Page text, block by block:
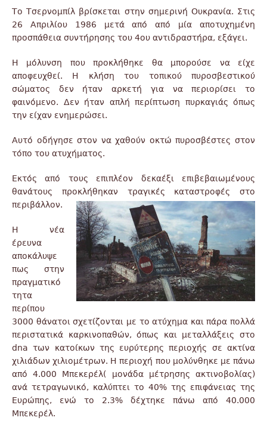
Το Τσερνομπίλ βρίσκεται στην σημερινή Ουκρανία. Στις
26 Απριλίου 1986 μετά από από μία αποτυχημένη
προσπάθεια συντήρησης του 4ου αντιδραστήρα, εξάγει.
Η μόλυνση που προκλήθηκε θα μπορούσε να είχε
αποφευχθεί. Η κλήση του τοπικού πυροσβεστικού
σώματος δεν ήταν αρκετή για να περιορίσει το
φαινόμενο. Δεν ήταν απλή περίπτωση πυρκαγιάς όπως
την είχαν ενημερώσει.
Αυτό οδήγησε στον να χαθούν οκτώ πυροσβέστες στον
τόπο του ατυχήματος.
Εκτός από τους επιπλέον δεκαέξι επιβεβαιωμένους
θανάτους προκλήθηκαν τραγικές καταστροφές στο
περιβάλλον.
Η νέα
έρευνα
αποκάλυψε
πως στην
πραγματικό
τητα
περίπου
3000 θάνατοι σχετίζονται με το ατύχημα και πάρα πολλά
περιστατικά καρκινοπαθών, όπως και μεταλλάξεις στο
dna των κατοίκων της ευρύτερης περιοχής σε ακτίνα
χιλιάδων χιλιομέτρων. Η περιοχή που μολύνθηκε με πάνω
από 4.000 Μπεκερέλ( μονάδα μέτρησης ακτινοβολίας)
ανά τετραγωνικό, καλύπτει το 40% της επιφάνειας της
Ευρώπης, ενώ το 2.3% δέχτηκε πάνω από 40.000
Μπεκερέλ.